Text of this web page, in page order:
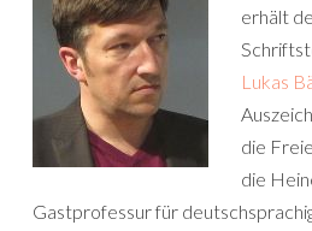
erhält
Lukas
die
die
Gastprofessur für